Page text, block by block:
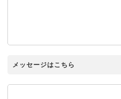
メッセージはこちら